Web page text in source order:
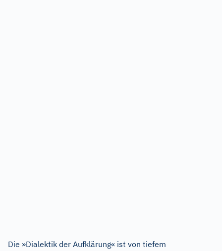
Die »Dialektik der Aufklärung« ist von tiefem